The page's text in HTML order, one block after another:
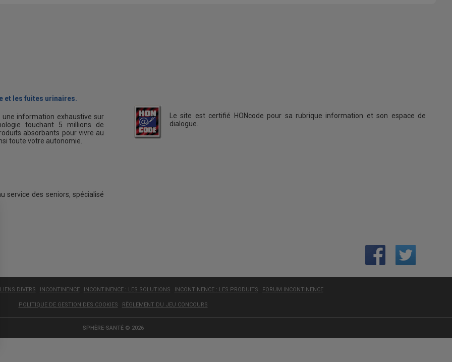
et les fuites urinaires.
information exhaustive sur
touchant 5 millions de
absorbants pour vivre au
toute votre autonomie.
Le site est certifié HONcode pour sa rubrique information et son espace de
dialogue.
service des seniors, spécialisé
LIENS DIVERS INCONTINENCE INCONTINENCE : LES SOLUTIONS INCONTINENCE : LES PRODUITS FORUM INCONTINENCE
POLITIQUE DE GESTION DES COOKIES RÈGLEMENT DU JEU CONCOURS
SPHÈRE-SANTÉ © 2026